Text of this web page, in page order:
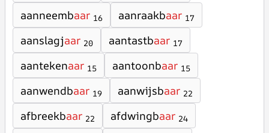
aanneembaar 16 aanraakbaar 17
aanslagjaar 20 aantastbaar 17
aantekenaar 15 aantoonbaar 15
aanwendbaar 19 aanwijsbaar 22
afbreekbaar 22 afdwingbaar 24